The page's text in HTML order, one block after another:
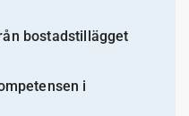
bostadstillägget
i